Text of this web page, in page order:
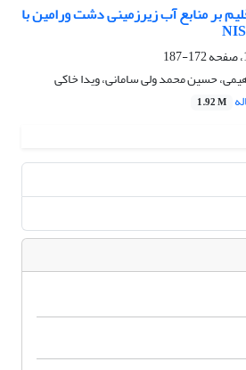
بر منابع آب زیرزمینی دشت ورامین با
172-187
حسین محمد ولی سامانی، ویدا خاکی
1.92 M